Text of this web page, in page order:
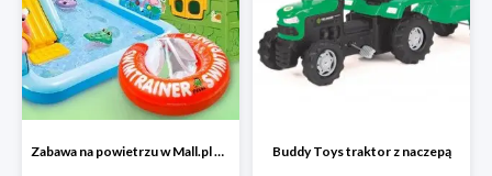
Zabawa na powietrzu w Mall.pl do -50% Buddy Toys traktor z naczepą